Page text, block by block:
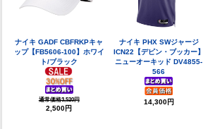
ナイキ GADF CBFRKPキャ
ップ【FB5606-100】ホワイ
ト/ブラック
通常価格3,520円
2,500円
ナイキ PHX SWジャージ
ICN22【デビン・ブッカー】
ニューオーキッド DV4855-
566
14,300円